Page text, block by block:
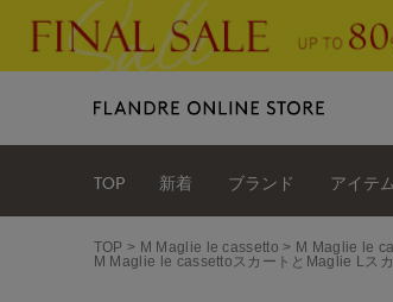
TOP 新着 ブランド アイテム
TOP M Maglie le cassetto M Maglie le
M Maglie le cassettoスカートとMaglie Lス